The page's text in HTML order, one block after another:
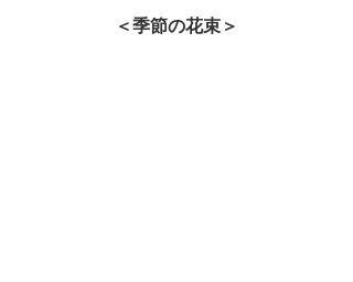
＜季節の花束＞